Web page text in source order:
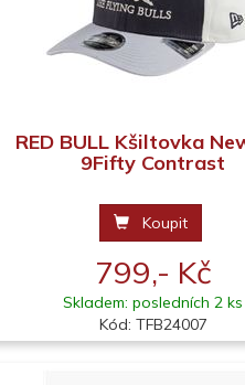
RED BULL Kšiltovka
9Fifty Contrast
Koupit
799,- Kč
Skladem: posledních 2 ks
Kód: TFB24007